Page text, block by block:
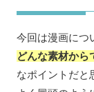
今回は漫画につ
どんな素材から
なポイントだと